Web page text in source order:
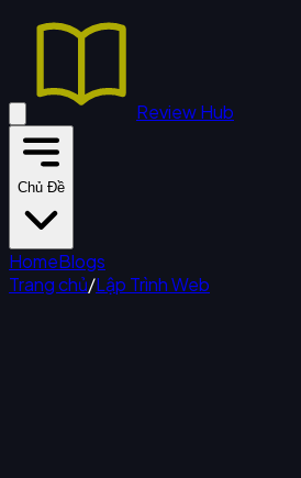
Review Hub
Chủ Đề
HomeBlogs
Trang chủ/Lập Trình Web